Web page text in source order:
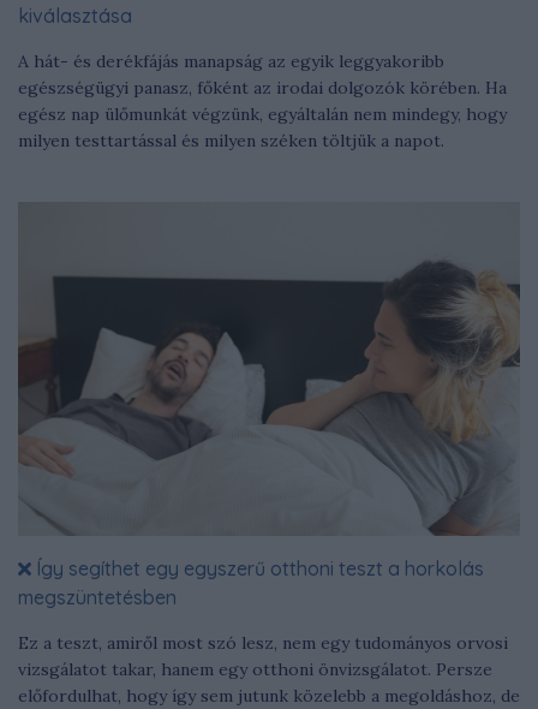
kiválasztása
A hát- és derékfájás manapság az egyik leggyakoribb
egészségügyi panasz, főként az irodai dolgozók körében. Ha
egész nap ülőmunkát végzünk, egyáltalán nem mindegy, hogy
milyen testtartással és milyen széken töltjük a napot.
Így segíthet egy egyszerű otthoni teszt a horkolás
megszüntetésben
Ez a teszt, amiről most szó lesz, nem egy tudományos orvosi
vizsgálatot takar, hanem egy otthoni önvizsgálatot. Persze
előfordulhat, hogy így sem jutunk közelebb a megoldáshoz, de